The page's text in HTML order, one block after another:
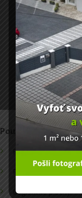
Použití
Parkoviště
Logistické plochy